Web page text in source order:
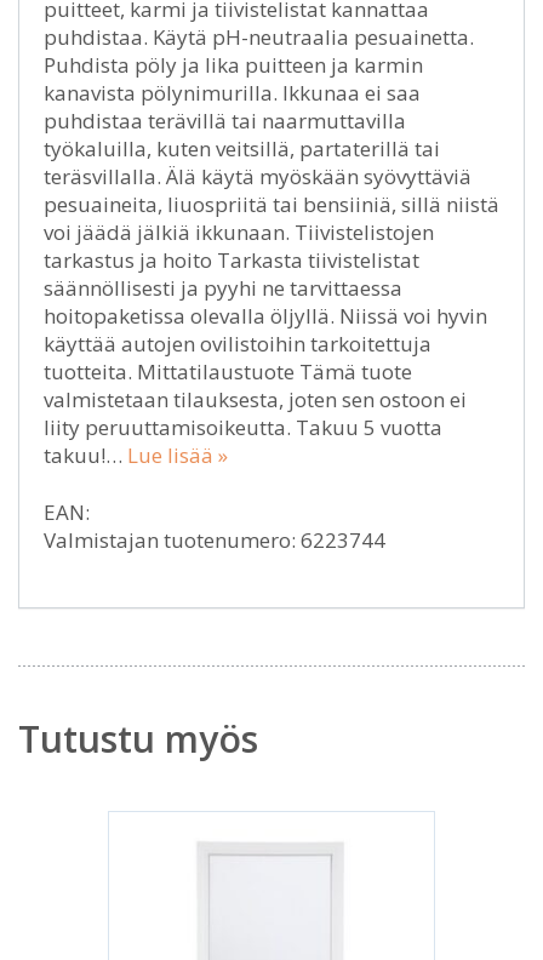
puitteet, karmi ja tiivistelistat kannattaa
puhdistaa. Käytä pH-neutraalia pesuainetta.
Puhdista pöly ja lika puitteen ja karmin
kanavista pölynimurilla. Ikkunaa ei saa
puhdistaa terävillä tai naarmuttavilla
työkaluilla, kuten veitsillä, partaterillä tai
teräsvillalla. Älä käytä myöskään syövyttäviä
pesuaineita, liuospriitä tai bensiiniä, sillä niistä
voi jäädä jälkiä ikkunaan. Tiivistelistojen
tarkastus ja hoito Tarkasta tiivistelistat
säännöllisesti ja pyyhi ne tarvittaessa
hoitopaketissa olevalla öljyllä. Niissä voi hyvin
käyttää autojen ovilistoihin tarkoitettuja
tuotteita. Mittatilaustuote Tämä tuote
valmistetaan tilauksesta, joten sen ostoon ei
liity peruuttamisoikeutta. Takuu 5 vuotta
takuu!… Lue lisää »
EAN:
Valmistajan tuotenumero: 6223744
Tutustu myös